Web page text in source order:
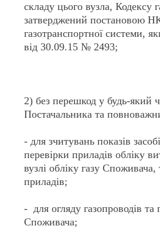
складу цього вузла, Кодексу
затверджений постановою
газотранспортної системи,
від 30.09.15 № 2493;
2) без перешкод у будь-який
Постачальника та
- для зчитувань показів
перевірки приладів обліку
вузлі обліку газу
приладів;
- для огляду газопроводів та
Споживача;